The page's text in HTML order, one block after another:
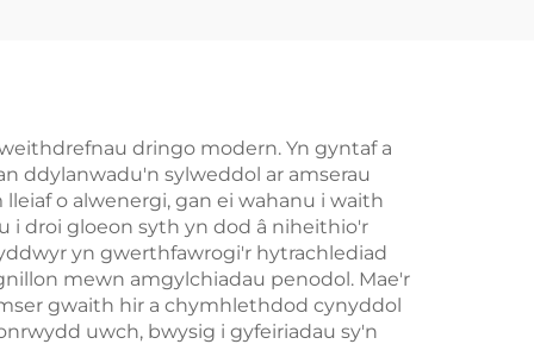
dringo modern. Yn gyntaf a
ddylanwadu'n sylweddol ar amserau
o alwenergi, gan ei wahanu i waith
i droi gloeon syth yn dod â niheithio'r
yn gwerthfawrogi'r hytrachlediad
mewn amgylchiadau penodol. Mae'r
gwaith hir a chymhlethdod cynyddol
uwch, bwysig i gyfeiriadau sy'n